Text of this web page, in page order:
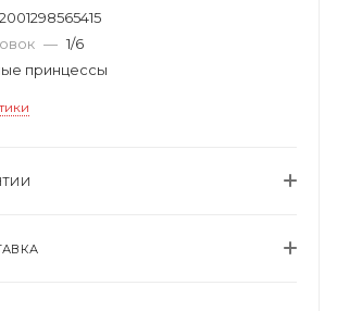
2001298565415
— 1/6
принцессы